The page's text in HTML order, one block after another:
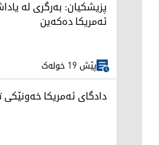
پزیشکیان: بەرگری لە
ئەمریکا دەکەین
پێش 19 خولەک
دادگای ئەمریکا